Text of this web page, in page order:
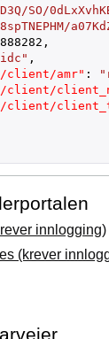
SO/
,
,
client/amr" :
client/
innlogging)
(krever